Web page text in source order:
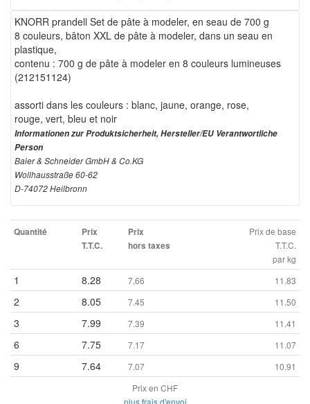
KNORR prandell Set de pâte à modeler, en seau de 700 g
8 couleurs, bâton XXL de pâte à modeler, dans un seau en
plastique,
contenu : 700 g de pâte à modeler en 8 couleurs lumineuses
(212151124)
assorti dans les couleurs : blanc, jaune, orange, rose,
rouge, vert, bleu et noir
Informationen zur Produktsicherheit, Hersteller/EU Verantwortliche
Person
Baier & Schneider GmbH & Co.KG
Wollhausstraße 60-62
D-74072 Heilbronn
Quantité
Prix
T.T.C.
Prix
hors taxes
Prix de base
T.T.C.
par kg
1 8.28 7.66 11.83
2 8.05 7.45 11.50
3 7.99 7.39 11.41
6 7.75 7.17 11.07
9 7.64 7.07
10.91
Prix en CHF
plus frais d'envoi